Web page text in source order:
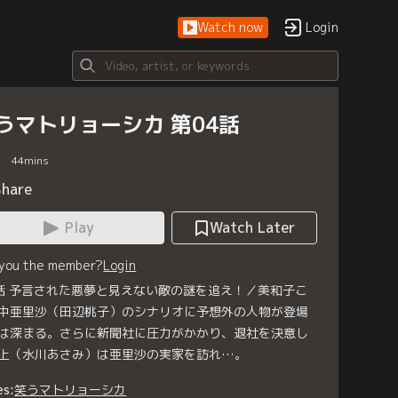
Watch now Login
マトリョーシカ 第04話
44mins
Play
Watch Later
the member?Login
予言された悪夢と見えない敵の謎を追え！／美和子こ
亜里沙（田辺桃子）のシナリオに予想外の人物が登場
深まる。さらに新聞社に圧力がかかり、退社を決意し
（水川あさみ）は亜里沙の実家を訪れ…。
笑うマトリョーシカ